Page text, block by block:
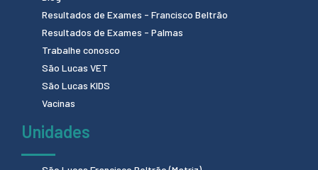
Resultados de Exames - Francisco Beltrão
Resultados de Exames - Palmas
Trabalhe conosco
São Lucas VET
São Lucas KIDS
Vacinas
Unidades